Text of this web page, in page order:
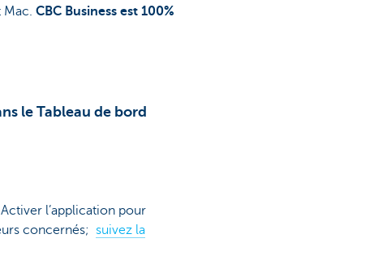
Mac. CBC Business est 100%
le Tableau de bord
Activer l’application pour
concernés; suivez la